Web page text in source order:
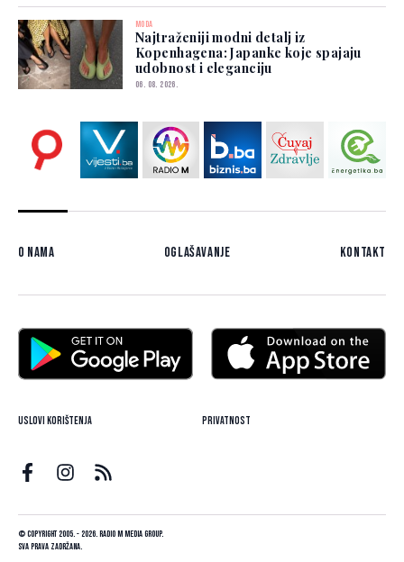
MODA
Najtraženiji modni detalj iz
Kopenhagena: Japanke koje spajaju
udobnost i eleganciju
06. 08. 2026.
O nama Oglašavanje Kontakt
Uslovi korištenja Privatnost
© Copyright 2005. - 2026. Radio M Media Group.
Sva prava zadržana.